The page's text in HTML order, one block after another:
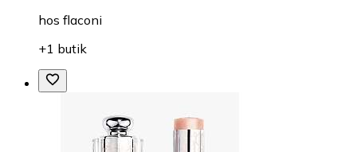
hos flaconi
+1 butik